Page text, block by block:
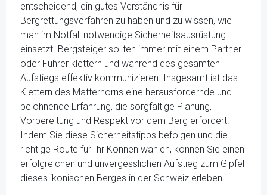
entscheidend, ein gutes Verständnis für
Bergrettungsverfahren zu haben und zu wissen, wie
man im Notfall notwendige Sicherheitsausrüstung
einsetzt. Bergsteiger sollten immer mit einem Partner
oder Führer klettern und während des gesamten
Aufstiegs effektiv kommunizieren. Insgesamt ist das
Klettern des Matterhorns eine herausfordernde und
belohnende Erfahrung, die sorgfältige Planung,
Vorbereitung und Respekt vor dem Berg erfordert.
Indem Sie diese Sicherheitstipps befolgen und die
richtige Route für Ihr Können wählen, können Sie einen
erfolgreichen und unvergesslichen Aufstieg zum Gipfel
dieses ikonischen Berges in der Schweiz erleben.